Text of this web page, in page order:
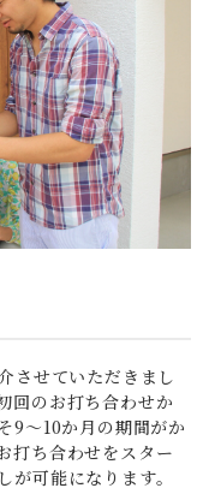
させていただきまし
回のお打ち合わせか
9〜10か月の期間がか
打ち合わせをスター
が可能になります。